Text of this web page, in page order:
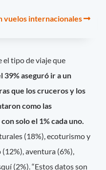
vuelos internacionales
el tipo de viaje que
39% aseguró ir a un
que los cruceros y los
como las
solo el 1% cada uno.
(18%), ecoturismo y
aventura (6%),
(2%). “Estos datos son